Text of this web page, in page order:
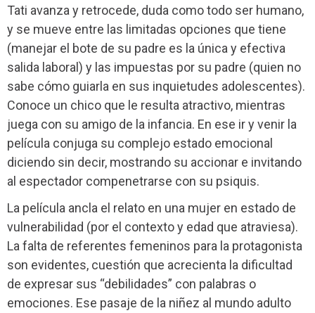
Tati avanza y retrocede, duda como todo ser humano,
y se mueve entre las limitadas opciones que tiene
(manejar el bote de su padre es la única y efectiva
salida laboral) y las impuestas por su padre (quien no
sabe cómo guiarla en sus inquietudes adolescentes).
Conoce un chico que le resulta atractivo, mientras
juega con su amigo de la infancia. En ese ir y venir la
película conjuga su complejo estado emocional
diciendo sin decir, mostrando su accionar e invitando
al espectador compenetrarse con su psiquis.
La película ancla el relato en una mujer en estado de
vulnerabilidad (por el contexto y edad que atraviesa).
La falta de referentes femeninos para la protagonista
son evidentes, cuestión que acrecienta la dificultad
de expresar sus “debilidades” con palabras o
emociones. Ese pasaje de la niñez al mundo adulto